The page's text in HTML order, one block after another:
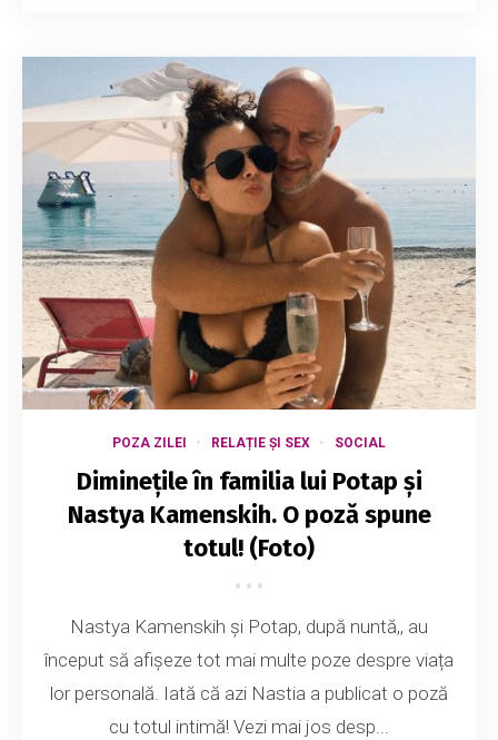
POZA ZILEI RELAȚIE ȘI SEX SOCIAL
Diminețile în familia lui Potap și
Nastya Kamenskih. O poză spune
totul! (Foto)
Nastya Kamenskih și Potap, după nuntă,, au
început să afișeze tot mai multe poze despre viața
lor personală. Iată că azi Nastia a publicat o poză
cu totul intimă! Vezi mai jos desp...